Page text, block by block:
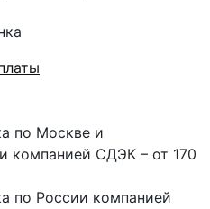
по Москве и
компанией СДЭК – от 170
по России компанией